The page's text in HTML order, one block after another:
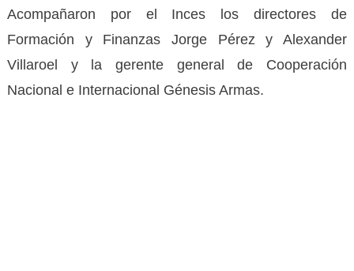
Acompañaron por el Inces los directores de
Formación y Finanzas Jorge Pérez y Alexander
Villaroel y la gerente general de Cooperación
Nacional e Internacional Génesis Armas.